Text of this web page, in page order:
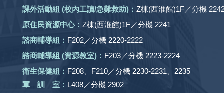
課外活動組 (校內工讀/急難救助) ： Z棟(西淮館)1F／分機
原住民資源中心： Z棟(西淮館)1F／分機 2241
諮商輔導組： F202／分機 2220-2222
諮商輔導組 (資源教室)： F203／分機 2223-2224
衛生保健組： F208、F210／分機 2230-2231、2235
軍 訓 室： L408／分機 2902